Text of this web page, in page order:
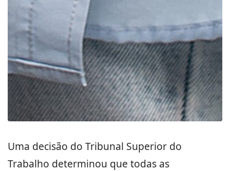
Uma decisão do Tribunal Superior do
Trabalho determinou que todas as